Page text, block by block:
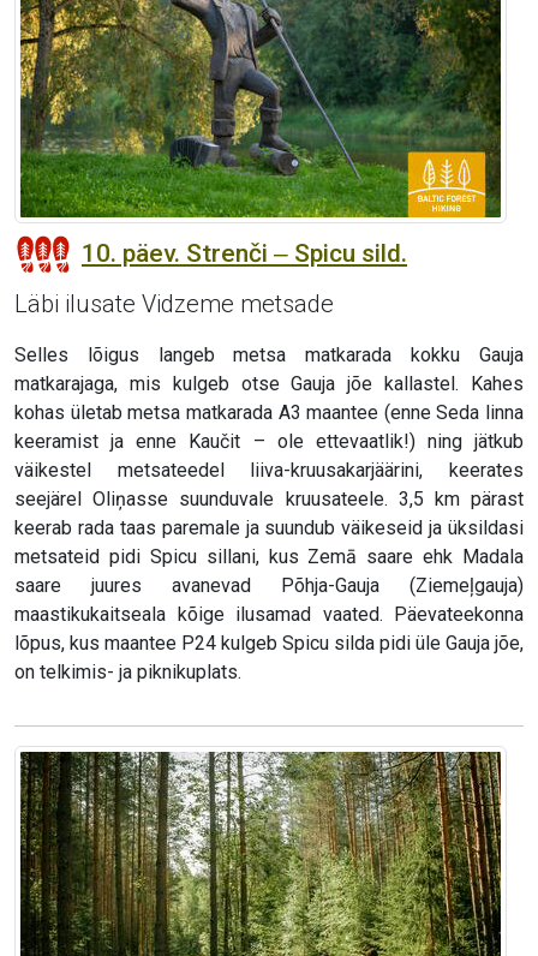
10. päev. Strenči ‒ Spicu sild.
Läbi ilusate Vidzeme metsade
Selles lõigus langeb metsa matkarada kokku Gauja
matkarajaga, mis kulgeb otse Gauja jõe kallastel. Kahes
kohas ületab metsa matkarada A3 maantee (enne Seda linna
keeramist ja enne Kaučit – ole ettevaatlik!) ning jätkub
väikestel metsateedel liiva-kruusakarjäärini, keerates
seejärel Oliņasse suunduvale kruusateele. 3,5 km pärast
keerab rada taas paremale ja suundub väikeseid ja üksildasi
metsateid pidi Spicu sillani, kus Zemā saare ehk Madala
saare juures avanevad Põhja-Gauja (Ziemeļgauja)
maastikukaitseala kõige ilusamad vaated. Päevateekonna
lõpus, kus maantee P24 kulgeb Spicu silda pidi üle Gauja jõe,
on telkimis- ja piknikuplats.